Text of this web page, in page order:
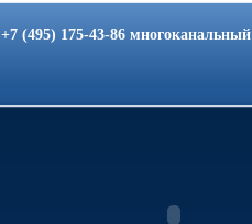
+7 (495) 175-43-86 многоканальный